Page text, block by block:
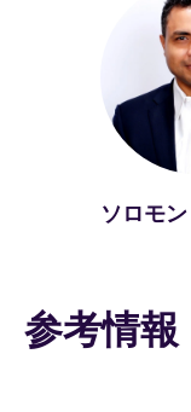
ソロモ
参考情報